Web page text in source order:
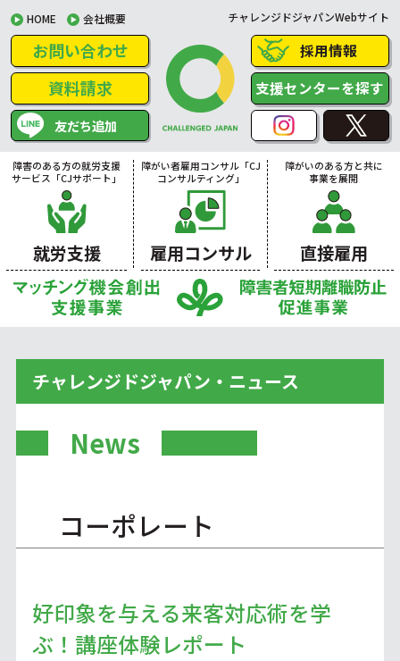
HOME 会社概要 チャレンジドジャパンWebサイト
お問い合わせ
資料請求
友だち追加
採用情報
支援センターを探す
障害のある方の就労支援
サービス「CJサポート」
就労支援
障がい者雇用コンサル「CJ
コンサルティング」
雇用コンサル
障がいのある方と共に
事業を展開
直接雇用
チャレンジドジャパン・ニュース
News
コーポレート
好印象を与える来客対応術を学
ぶ！講座体験レポート